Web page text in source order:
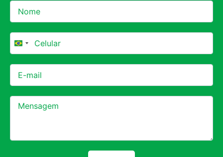
Brazil +55